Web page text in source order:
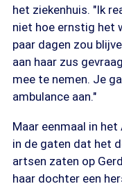
het ziekenhuis. "Ik
niet hoe ernstig het
paar dagen zou
aan haar zus
mee te nemen. Je
ambulance aan."
Maar eenmaal in
in de gaten dat het
artsen zaten op
haar dochter een